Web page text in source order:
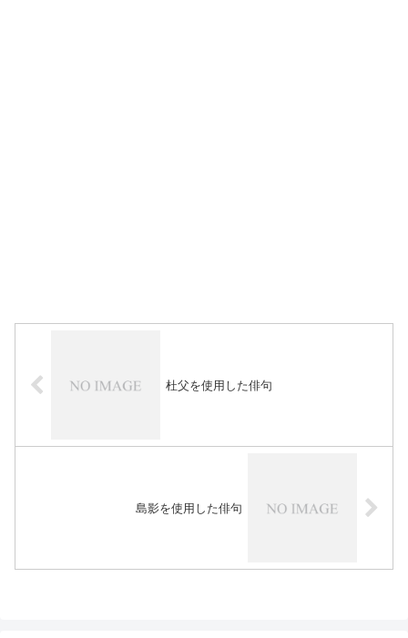
杜父を使用した俳句
島影を使用した俳句